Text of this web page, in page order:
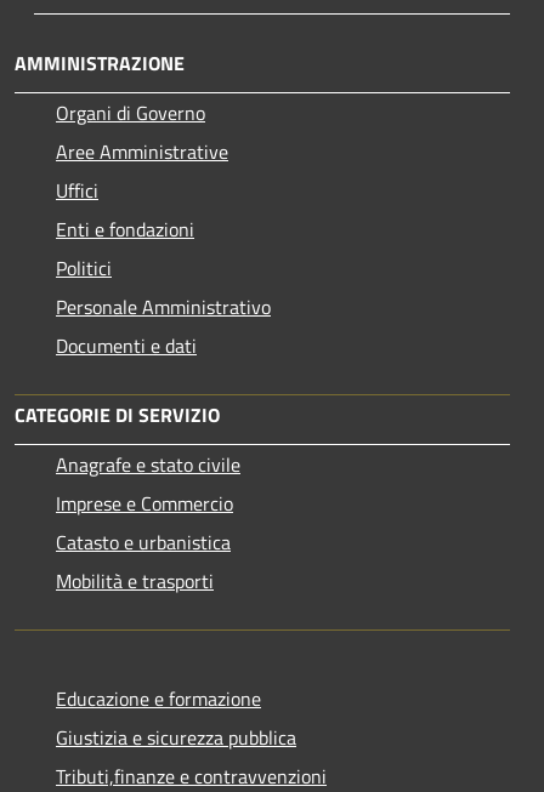
AMMINISTRAZIONE
Organi di Governo
Aree Amministrative
Uffici
Enti e fondazioni
Politici
Personale Amministrativo
Documenti e dati
CATEGORIE DI SERVIZIO
Anagrafe e stato civile
Imprese e Commercio
Catasto e urbanistica
Mobilità e trasporti
Educazione e formazione
Giustizia e sicurezza pubblica
Tributi,finanze e contravvenzioni